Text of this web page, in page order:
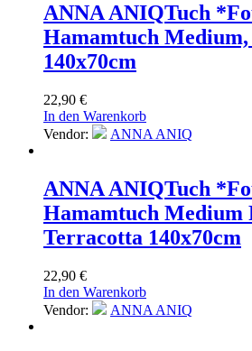
ANNA ANIQTuch
Hamamtuch
140x70cm
22,90 €
In den Warenkorb
Vendor:
ANNA ANIQ
ANNA ANIQTuch
Hamamtuch Medium
Terracotta 140x70cm
22,90 €
In den Warenkorb
Vendor:
ANNA ANIQ